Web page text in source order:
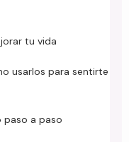
tu vida
usarlos para sentirte
paso a paso